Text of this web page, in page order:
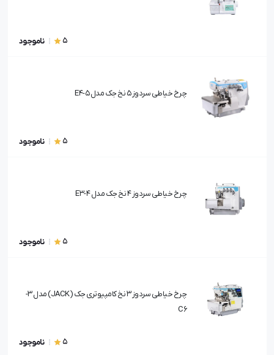
5 ناموجود
چرخ خیاطی سردوز 5 نخ جک مدل 5-E4
5 ناموجود
چرخ خیاطی سردوز 4 نخ جک مدل 4-E3
5 ناموجود
چرخ خیاطی سردوز 3 نخ کامپیوتری جک (JACK) مدل 3-
C6
5 ناموجود